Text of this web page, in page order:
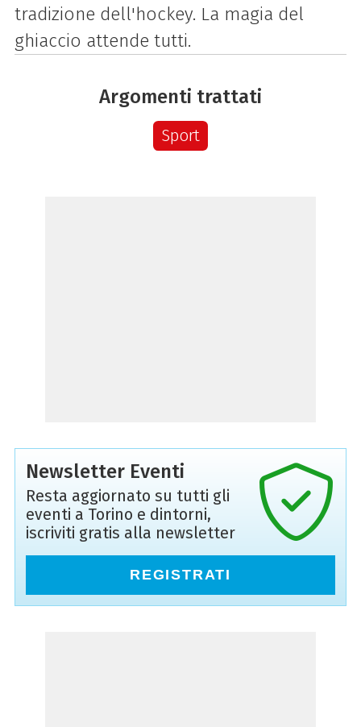
tradizione dell'hockey. La magia del
ghiaccio attende tutti.
Argomenti trattati
Sport
Newsletter Eventi
Resta aggiornato su tutti gli
eventi a Torino e dintorni,
iscriviti gratis alla newsletter
REGISTRATI